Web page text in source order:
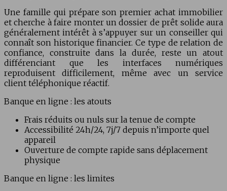
Une famille qui prépare son premier achat immobilier
et cherche à faire monter un dossier de prêt solide aura
généralement intérêt à s’appuyer sur un conseiller qui
connaît son historique financier. Ce type de relation de
confiance, construite dans la durée, reste un atout
différenciant que les interfaces numériques
reproduisent difficilement, même avec un service
client téléphonique réactif.
Banque en ligne : les atouts
Frais réduits ou nuls sur la tenue de compte
Accessibilité 24h/24, 7j/7 depuis n’importe quel
appareil
Ouverture de compte rapide sans déplacement
physique
Banque en ligne : les limites